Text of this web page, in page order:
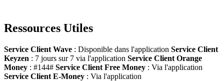
Ressources Utiles
Service Client Wave : Disponible dans l'application Service Client
Keyzen : 7 jours sur 7 via l'application Service Client Orange
Money : #144# Service Client Free Money : Via l'application
Service Client E-Money : Via l'application